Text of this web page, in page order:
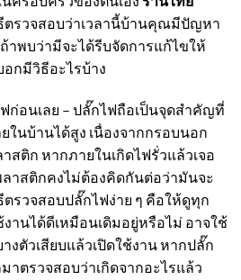
ตรวจสอบว่าเวลานี้บ้านคุณมีปัญหา
าพบว่ามีจะได้รีบจัดการแก้ไขให้
อกมีวิธีอะไรบ้าง
ฟก่อนเลย – ปลั๊กไฟถือเป็นจุดสำคัญที่
นบ้านได้สูง เนื่องจากกรอบนอก
ติก หากภายในเกิดไฟรั่วแล้วเจอ
าสติกคงไม่ต้องคิดกันต่อว่ามันจะ
รวจสอบปลั๊กไฟง่าย ๆ คือให้ดูทุก
านได้ดีเหมือนเดิมอยู่หรือไม่ อาจใช้
ตัวเสียบแล้วเปิดใช้งาน หากปลั๊ก
าตรวจสอบว่าเกิดจากอะไรแล้ว